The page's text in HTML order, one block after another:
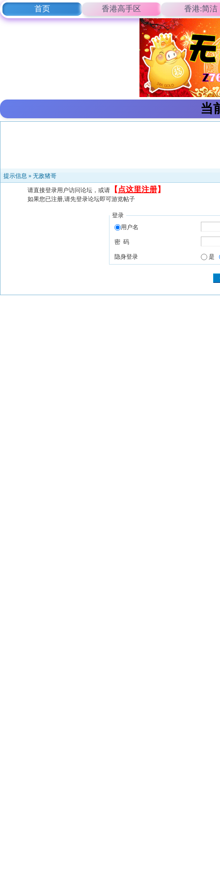
首页 香港高手区 香港:简洁
当
提示信息 » 无敌猪哥
请直接登录用户访问论坛，或请 【 点这里注册】
如果您已注册,请先登录论坛即可游览帖子
登录
用户名
密 码
隐身登录 是